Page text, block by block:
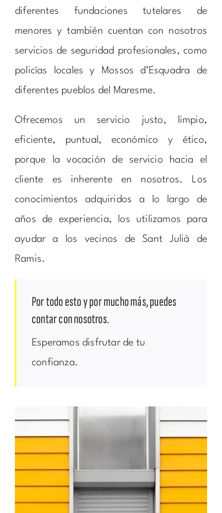
diferentes fundaciones tutelares de
menores y también cuentan con nosotros
servicios de seguridad profesionales, como
policías locales y Mossos d’Esquadra de
diferentes pueblos del Maresme.
Ofrecemos un servicio justo, limpio,
eficiente, puntual, económico y ético,
porque la vocación de servicio hacia el
cliente es inherente en nosotros. Los
conocimientos adquiridos a lo largo de
años de experiencia, los utilizamos para
ayudar a los vecinos de Sant Julià de
Ramis.
Por todo esto y por mucho más, puedes
contar con nosotros.
Esperamos disfrutar de tu
confianza.